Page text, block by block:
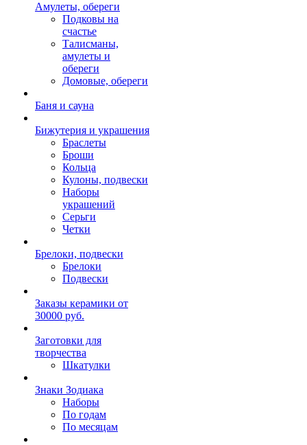
Амулеты, обереги
Подковы на
счастье
Талисманы,
амулеты и
обереги
Домовые, обереги
Баня и сауна
Бижутерия и украшения
Браслеты
Броши
Кольца
Кулоны, подвески
Наборы
украшений
Серьги
Четки
Брелоки, подвески
Брелоки
Подвески
Заказы керамики от
30000 руб.
Заготовки для
творчества
Шкатулки
Знаки Зодиака
Наборы
По годам
По месяцам